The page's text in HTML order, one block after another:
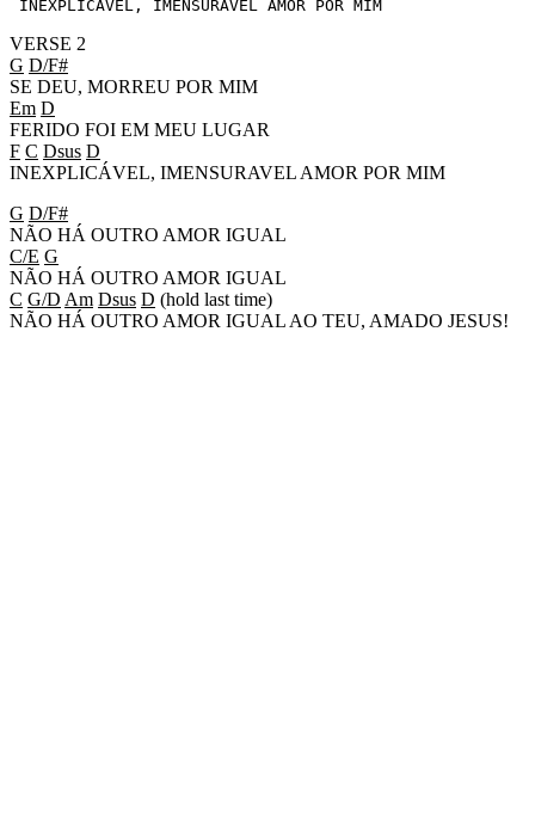
INEXPLICÁVEL, IMENSURÁVEL AMOR POR MIM
VERSE 2
G D/F#
SE DEU, MORREU POR MIM
Em D
FERIDO FOI EM MEU LUGAR
F C Dsus D
INEXPLICÁVEL, IMENSURAVEL AMOR POR MIM
G D/F#
NÃO HÁ OUTRO AMOR IGUAL
C/E G
NÃO HÁ OUTRO AMOR IGUAL
C G/D Am Dsus D (hold last time)
NÃO HÁ OUTRO AMOR IGUAL AO TEU, AMADO JESUS!